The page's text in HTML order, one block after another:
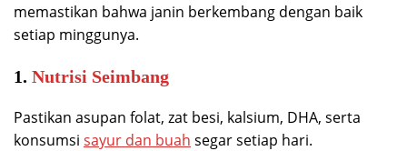
memastikan bahwa janin berkembang dengan baik
setiap minggunya.
1. Nutrisi Seimbang
Pastikan asupan folat, zat besi, kalsium, DHA, serta
konsumsi sayur dan buah segar setiap hari.